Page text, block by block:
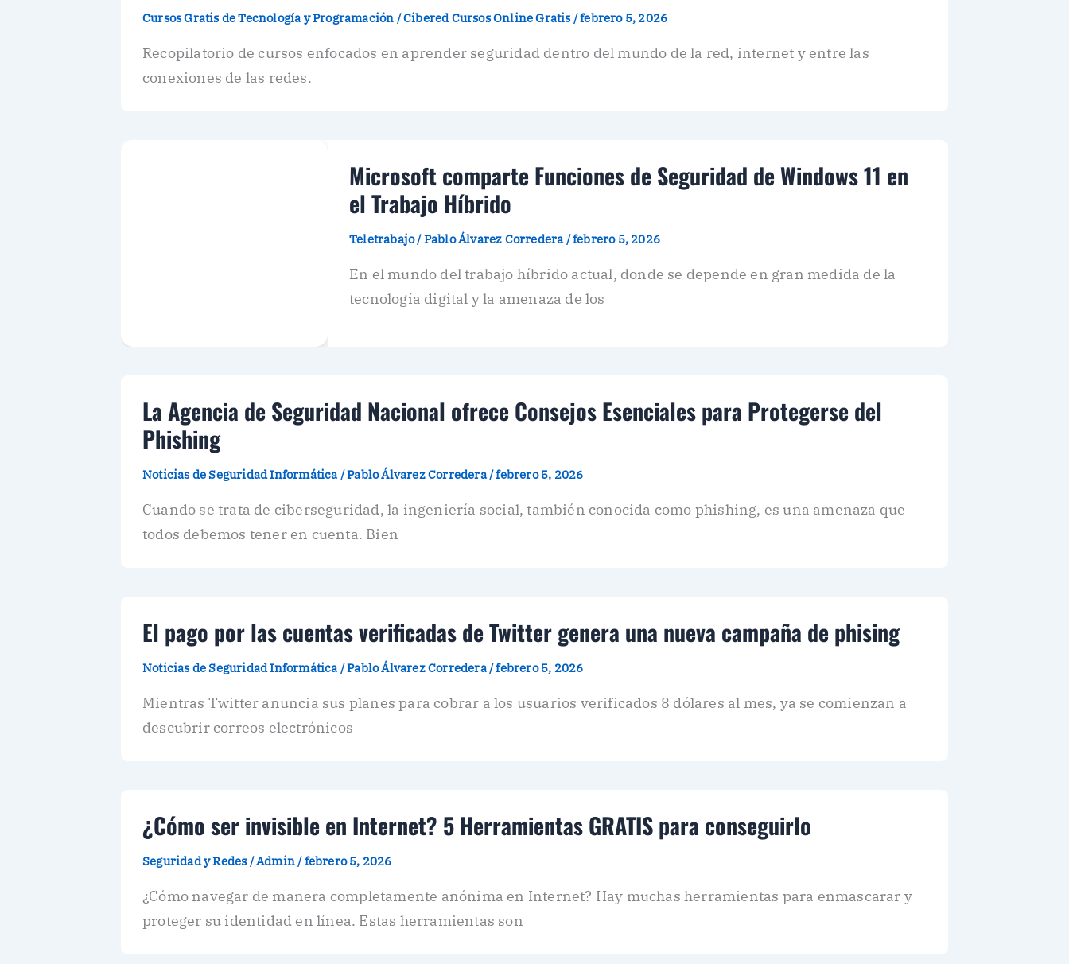
Cursos Gratis de Tecnología y Programación /Cibered Cursos Online Gratis /febrero 5, 2026
Recopilatorio de cursos enfocados en aprender seguridad dentro del mundo de la red, internet y entre las
conexiones de las redes.
Microsoft comparte Funciones de Seguridad de Windows 11 en
el Trabajo Híbrido
Teletrabajo/Pablo Álvarez Corredera/febrero 5, 2026
En el mundo del trabajo híbrido actual, donde se depende en gran medida de la
tecnología digital y la amenaza de los
La Agencia de Seguridad Nacional ofrece Consejos Esenciales para Protegerse del
Phishing
Noticias de Seguridad Informática/Pablo Álvarez Corredera/febrero 5, 2026
Cuando se trata de ciberseguridad, la ingeniería social, también conocida como phishing, es una amenaza que
todos debemos tener en cuenta. Bien
El pago por las cuentas verificadas de Twitter genera una nueva campaña de phising
Noticias de Seguridad Informática/Pablo Álvarez Corredera/febrero 5, 2026
Mientras Twitter anuncia sus planes para cobrar a los usuarios verificados 8 dólares al mes, ya se comienzan a
descubrir correos electrónicos
¿Cómo ser invisible en Internet? 5 Herramientas GRATIS para conseguirlo
Seguridad y Redes /Admin /febrero 5, 2026
¿Cómo navegar de manera completamente anónima en Internet? Hay muchas herramientas para enmascarar y
proteger su identidad en línea. Estas herramientas son